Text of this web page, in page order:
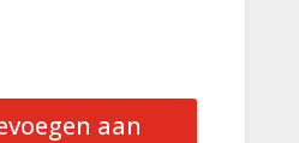
aan